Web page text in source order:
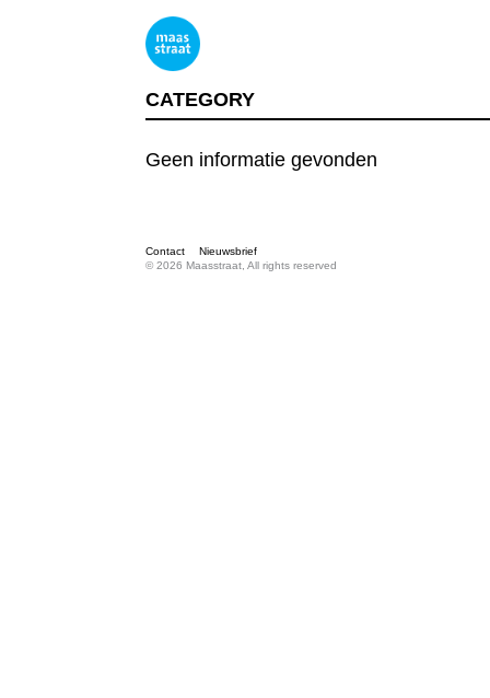
CATEGORY
Geen informatie gevonden
Contact
Nieuwsbrief
© 2026 Maasstraat, All rights reserved